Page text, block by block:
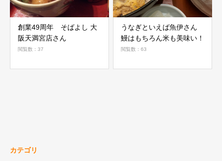
創業49周年 そばよし 大
阪天満宮店さん
閲覧数：37
うなぎといえば魚伊さん
鰻はもちろん米も美味い！
閲覧数：63
カテゴリ